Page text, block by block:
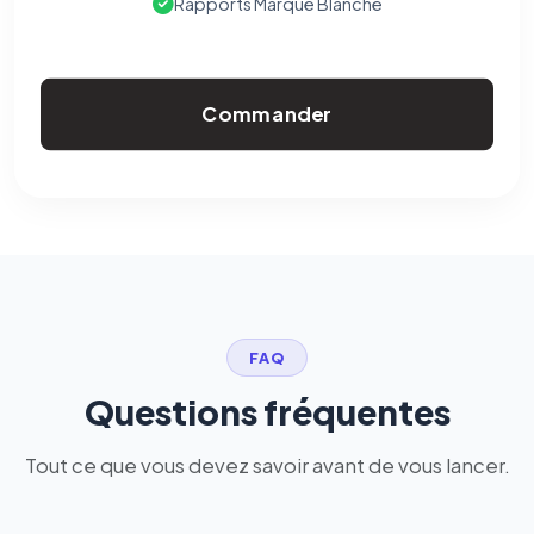
Commander
FAQ
Questions fréquentes
Tout ce que vous devez savoir avant de vous lancer.